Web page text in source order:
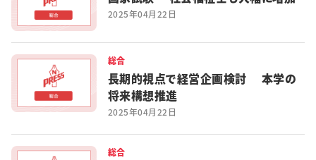
2025年04月22日
総合
長期的視点で経営企画検討 本学の
将来構想推進
2025年04月22日
総合